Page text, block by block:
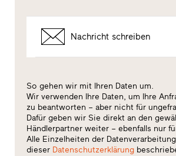
Nachricht schreiben
So gehen wir mit Ihren Daten um.
Wir verwenden Ihre Daten, um Ihre
zu beantworten – aber nicht für
Dafür geben wir Sie direkt an den
Händlerpartner weiter – ebenfalls nur
Alle Einzelheiten der
dieser Datenschutzerklärung